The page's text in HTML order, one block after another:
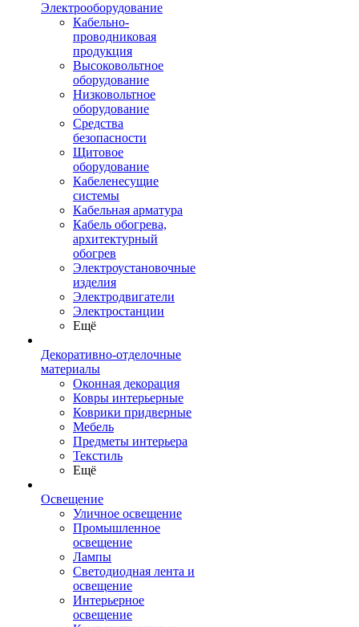
Электрооборудование
Кабельно-
проводниковая
продукция
Высоковольтное
оборудование
Низковольтное
оборудование
Средства
безопасности
Щитовое
оборудование
Кабеленесущие
системы
Кабельная арматура
Кабель обогрева,
архитектурный
обогрев
Электроустановочные
изделия
Электродвигатели
Электростанции
Ещё
Декоративно-отделочные
материалы
Оконная декорация
Ковры интерьерные
Коврики придверные
Мебель
Предметы интерьера
Текстиль
Ещё
Освещение
Уличное освещение
Промышленное
освещение
Лампы
Светодиодная лента и
освещение
Интерьерное
освещение